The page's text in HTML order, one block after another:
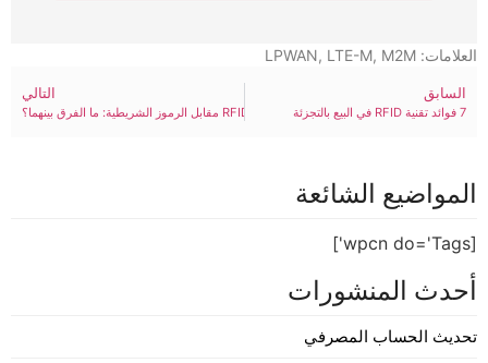
العلامات: LPWAN, LTE-M, M2M
التالي السابق
7 فوائد تقنية RFID في البيع بالتجزئة
المواضيع الشائعة
[wpcn do='Tags']
أحدث المنشورات
تحديث الحساب المصرفي